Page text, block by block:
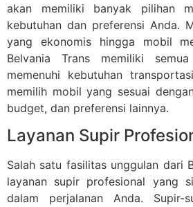
akan memiliki banyak pilihan
kebutuhan dan preferensi Anda.
yang ekonomis hingga mobil
Belvania Trans memiliki
memenuhi kebutuhan
memilih mobil yang sesuai
budget, dan preferensi lainnya.
Layanan Supir
Salah satu fasilitas unggulan dari
layanan supir profesional yang
dalam perjalanan Anda. Supir-